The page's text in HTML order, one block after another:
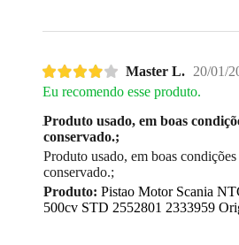
Master L. 20/01/
Eu recomendo esse produto.
Produto usado, em boas
conservado.;
Produto usado, em boas
conservado.;
Produto: Pistao Motor Scania
500cv STD 2552801 2333959